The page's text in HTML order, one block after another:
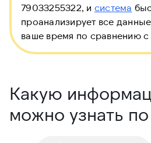
79033255322, и система
проанализирует все
ваше время по сравнению
Какую
можно узнать